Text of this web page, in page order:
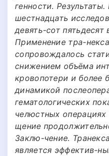
генности.
шестнадцать
девять-сот пятьдесят
Применение тра-
сопровождалось
снижением объёма
кровопотери и более
динамикой
гематологических
челюстных
щение
Заклю-чение.
является эффектив-